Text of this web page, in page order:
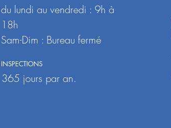
du lundi au vendredi : 9h à
18h
Sam-Dim : Bureau fermé
INSPECTIONS
365 jours par an.